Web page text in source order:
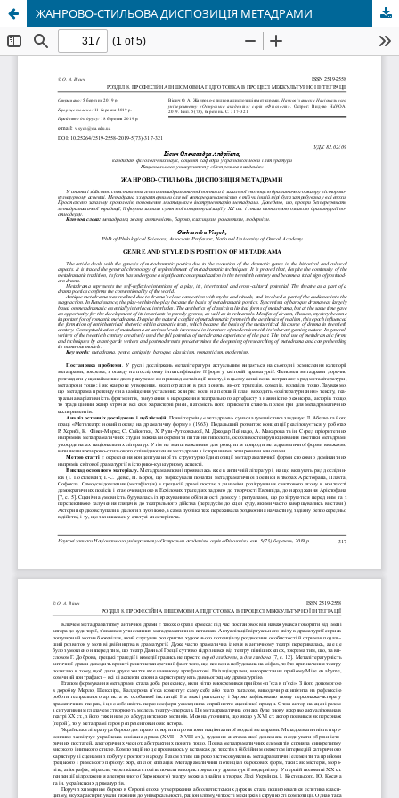
ЖАНРОВО-СТИЛЬОВА ДИСПОЗИЦІЯ МЕТАДРАМИ